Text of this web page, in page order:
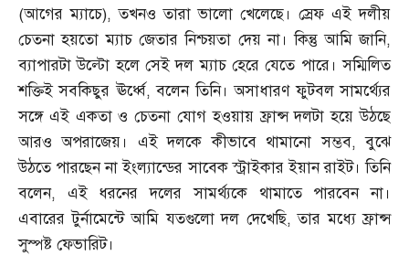
(আগের ম্যাচে),তখনও তারা ভালো খেলেছে। স্রেফ এই দলীয়
চেতনা হয়তো ম্যাচ জেতার নিশ্চয়তা দেয় না। কিন্তু আমি জানি,
ব্যাপারটা উল্টো হলে সেই দল ম্যাচ হেরে যেতে পারে। সম্মিলিত
শক্তিই সবকিছুর ঊর্ধ্বে,বলেন তিনি। অসাধারণ ফুটবল সামর্থ্যের
সঙ্গে এই একতা ও চেতনা যোগ হওয়ায় ফ্রান্স দলটা হয়ে উঠছে
আরও অপরাজেয়। এই দলকে কীভাবে থামানো সম্ভব,বুঝে
উঠতে পারছেন না ইংল্যান্ডের সাবেক স্ট্রাইকার ইয়ান রাইট। তিনি
বলেন, এই ধরনের দলের সামর্থ্যকে থামাতে পারবেন না।
এবারের টুর্নামেন্টে আমি যতগুলো দল দেখেছি,তার মধ্যে ফ্রান্স
সুস্পষ্ট ফেভারিট।